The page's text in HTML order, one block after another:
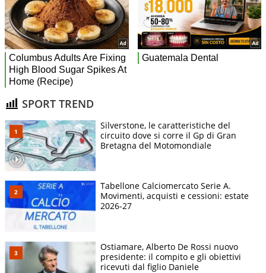
SPORT TREND
Silverstone, le caratteristiche del
circuito dove si corre il Gp di Gran
Bretagna del Motomondiale
Tabellone Calciomercato Serie A.
Movimenti, acquisti e cessioni: estate
2026-27
Ostiamare, Alberto De Rossi nuovo
presidente: il compito e gli obiettivi
ricevuti dal figlio Daniele